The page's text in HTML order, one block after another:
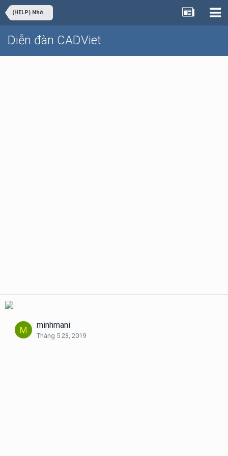
(HELP) Nhờ viết lisp cộng lý trình trắc ngang
Diễn đàn CADViet
minhmani
Tháng 5 23, 2019